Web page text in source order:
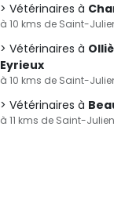
Vétérinaires à
à 10 kms de Saint-
Vétérinaires à
Eyrieux
à 10 kms de Saint-
Vétérinaires à
à 11 kms de Saint-